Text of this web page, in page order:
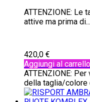
ATTENZIONE: Le
attive ma prima di...
420,0 €
Aggiungi al carrello
ATTENZIONE:
della taglia/colore